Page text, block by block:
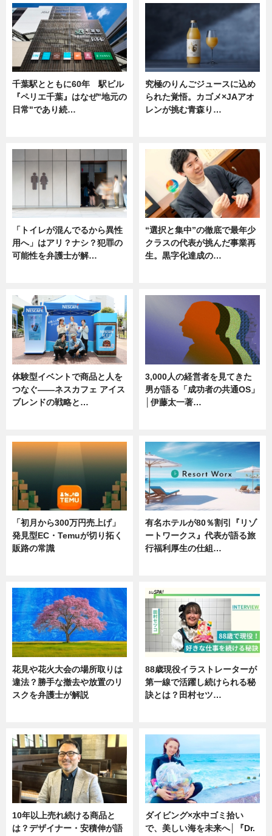
千葉駅とともに60年 駅ビル
『ペリエ千葉』はなぜ"地元の
日常"であり続…
究極のりんごジュースに込め
られた覚悟。カゴメ×JAアオ
レンが挑む青森り…
「トイレが混んでるから異性
用へ」はアリ？ナシ？犯罪の
可能性を弁護士が解…
“選択と集中”の徹底で最年少
クラスの代表が挑んだ事業再
生。黒字化達成の…
体験型イベントで商品と人を
つなぐ――ネスカフェ アイス
ブレンドの戦略と…
3,000人の経営者を見てきた
男が語る「成功者の共通OS」
│伊藤太一著…
「初月から300万円売上げ」
発見型EC・Temuが切り拓く
販路の常識
有名ホテルが80％割引『リゾ
ートワークス』代表が語る旅
行福利厚生の仕組…
花見や花火大会の場所取りは
違法？勝手な撤去や放置のリ
スクを弁護士が解説
88歳現役イラストレーターが
第一線で活躍し続けられる秘
訣とは？田村セツ…
10年以上売れ続ける商品と
は？デザイナー・安積伸が語
ダイビング×水中ゴミ拾い
で、美しい海を未来へ│『Dr.